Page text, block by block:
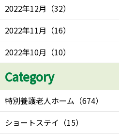
2022年12月 （32）
2022年11月 （16）
2022年10月 （10）
Category
特別養護老人ホーム （674）
ショートステイ （15）